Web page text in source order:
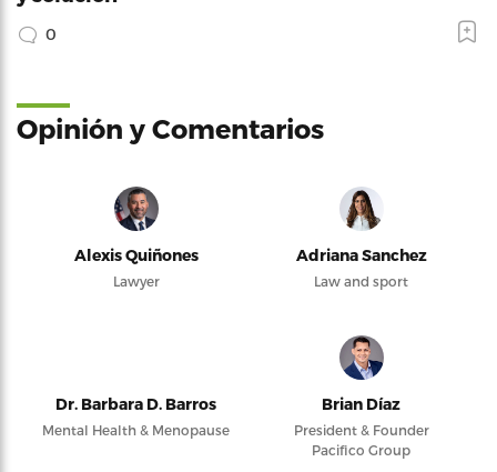
0
Opinión y Comentarios
Alexis Quiñones
Lawyer
Adriana Sanchez
Law and sport
Dr. Barbara D. Barros
Mental Health & Menopause
Brian Díaz
President & Founder
Pacifico Group